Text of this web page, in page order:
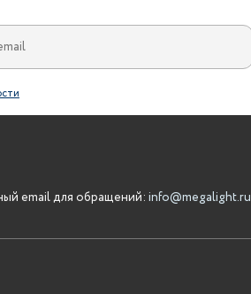
email для обращений: info@megalight.ru